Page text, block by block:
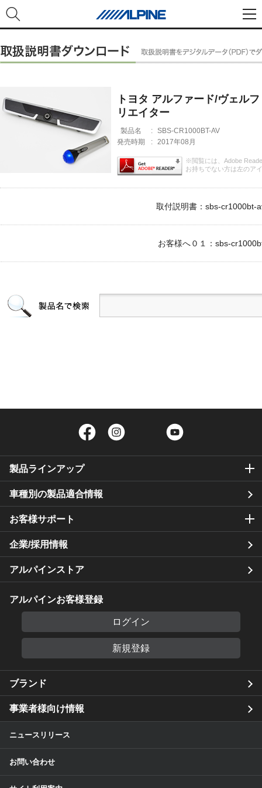
トヨタ アルファード/ヴェル
リエイター
製品名 : SBS-CR1000BT-AV
発売時期
: 2017年08月
※閲覧には、Adobe
お持ちでない方は左のア
取付説明書：sbs-cr1000bt-
お客様へ０１：sbs-
Facebook Twitter
製品ラインアップ
車種別の製品適合情報
お客様サポート
企業/採用情報
アルパインストア
アルパインお客様登録
ログイン
新規登録
ブランド
事業者様向け情報
ニュースリリース
お問い合わせ